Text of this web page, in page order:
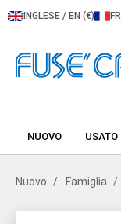
INGLESE / EN (€)
NUOVO USATO
Nuovo Famiglia